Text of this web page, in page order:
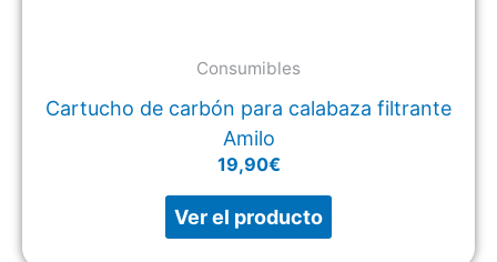
Consumibles
Cartucho de carbón para calabaza filtrante
Amilo
19,90€
Ver el producto